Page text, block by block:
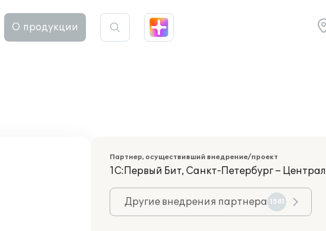
О продукции
Партнер, осуществивший внедрение/проект
1С:Первый Бит, Санкт-Петербург –
Другие внедрения партнера 1581